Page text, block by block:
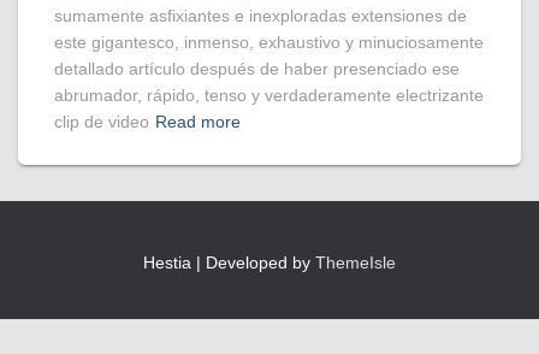
sumamente asfixiantes e inexploradas extensiones de
este gigantesco, inmenso, exhaustivo y minuciosamente
detallado artículo después de haber presenciado ese
abrumador, rápido, tenso y verdaderamente electrizante
clip de video Read more
Hestia | Developed by ThemeIsle